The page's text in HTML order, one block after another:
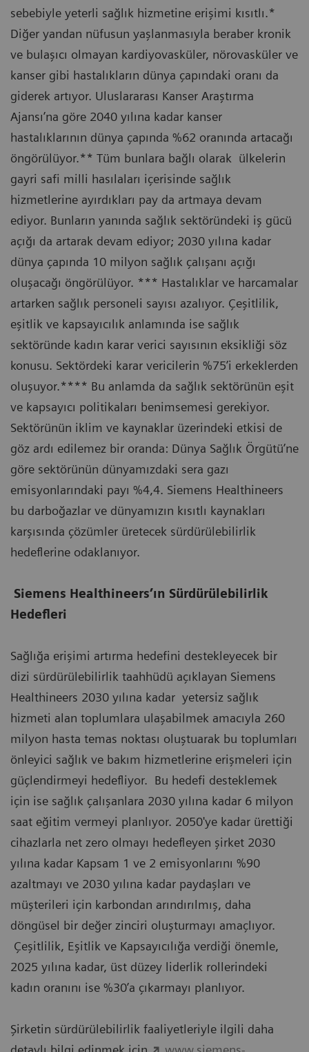
sebebiyle yeterli sağlık hizmetine erişimi kısıtlı.*
Diğer yandan nüfusun yaşlanmasıyla beraber kronik
ve bulaşıcı olmayan kardiyovasküler, nörovasküler ve
kanser gibi hastalıkların dünya çapındaki oranı da
giderek artıyor. Uluslararası Kanser Araştırma
Ajansı’na göre 2040 yılına kadar kanser
hastalıklarının dünya çapında %62 oranında artacağı
öngörülüyor.** Tüm bunlara bağlı olarak ülkelerin
gayri safi milli hasılaları içerisinde sağlık
hizmetlerine ayırdıkları pay da artmaya devam
ediyor. Bunların yanında sağlık sektöründeki iş gücü
açığı da artarak devam ediyor; 2030 yılına kadar
dünya çapında 10 milyon sağlık çalışanı açığı
oluşacağı öngörülüyor. *** Hastalıklar ve harcamalar
artarken sağlık personeli sayısı azalıyor. Çeşitlilik,
eşitlik ve kapsayıcılık anlamında ise sağlık
sektöründe kadın karar verici sayısının eksikliği söz
konusu. Sektördeki karar vericilerin %75’i erkeklerden
oluşuyor.**** Bu anlamda da sağlık sektörünün eşit
ve kapsayıcı politikaları benimsemesi gerekiyor.
Sektörünün iklim ve kaynaklar üzerindeki etkisi de
göz ardı edilemez bir oranda: Dünya Sağlık Örgütü’ne
göre sektörünün dünyamızdaki sera gazı
emisyonlarındaki payı %4,4. Siemens Healthineers
bu darboğazlar ve dünyamızın kısıtlı kaynakları
karşısında çözümler üretecek sürdürülebilirlik
hedeflerine odaklanıyor.
Siemens Healthineers’ın Sürdürülebilirlik
Hedefleri
Sağlığa erişimi artırma hedefini destekleyecek bir
dizi sürdürülebilirlik taahhüdü açıklayan Siemens
Healthineers 2030 yılına kadar yetersiz sağlık
hizmeti alan toplumlara ulaşabilmek amacıyla 260
milyon hasta temas noktası oluştuarak bu toplumları
önleyici sağlık ve bakım hizmetlerine erişmeleri için
güçlendirmeyi hedefliyor. Bu hedefi desteklemek
için ise sağlık çalışanlara 2030 yılına kadar 6 milyon
saat eğitim vermeyi planlıyor. 2050'ye kadar ürettiği
cihazlarla net zero olmayı hedefleyen şirket 2030
yılına kadar Kapsam 1 ve 2 emisyonlarını %90
azaltmayı ve 2030 yılına kadar paydaşları ve
müşterileri için karbondan arındırılmış, daha
döngüsel bir değer zinciri oluşturmayı amaçlıyor.
Çeşitlilik, Eşitlik ve Kapsayıcılığa verdiği önemle,
2025 yılına kadar, üst düzey liderlik rollerindeki
kadın oranını ise %30’a çıkarmayı planlıyor.
Şirketin sürdürülebilirlik faaliyetleriyle ilgili daha